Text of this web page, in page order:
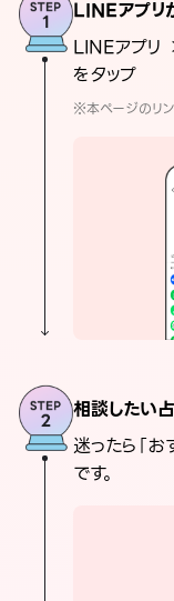
LINEアプリ
LINEアプリ
をタップ
※本ページのリ
相談したい
迷ったら「お
です。